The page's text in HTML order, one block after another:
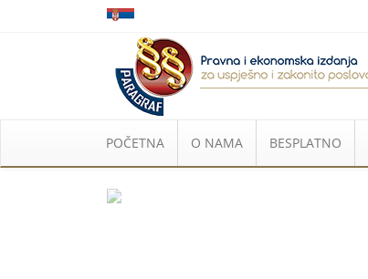
POČETNA O NAMA BESPLATNO